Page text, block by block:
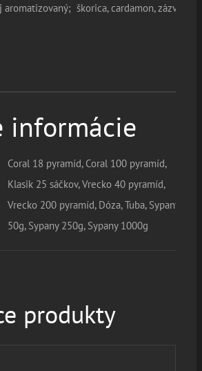
škorica, cardamon, zázvor,
informácie
Coral 18 pyramíd, Coral 100 pyramíd,
Klasik 25 sáčkov, Vrecko 40 pyramíd,
Vrecko 200 pyramíd, Dóza, Tuba, Sypany
50g, Sypany 250g, Sypany 1000g
produkty